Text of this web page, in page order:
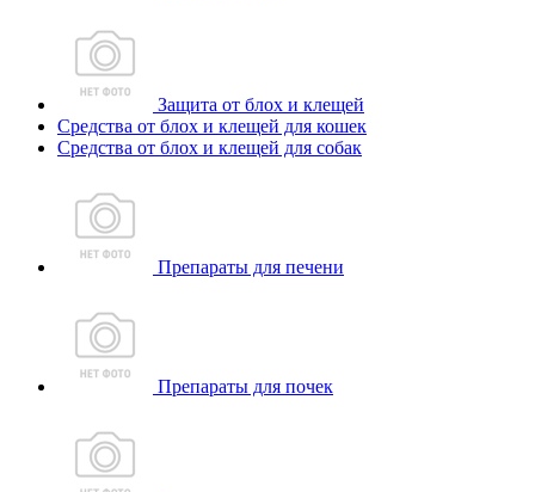
Защита от блох и клещей
Средства от блох и клещей для кошек
Средства от блох и клещей для собак
Препараты для печени
Препараты для почек